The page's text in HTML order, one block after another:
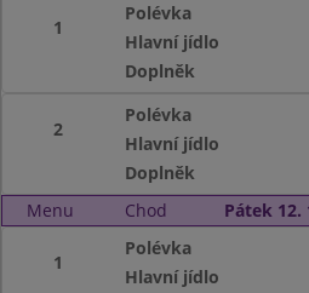
1
Polévka
Hlavní jídlo
Doplněk
2
Polévka
Hlavní jídlo
Doplněk
Menu
Chod Pátek 12.
1
Polévka
Hlavní jídlo